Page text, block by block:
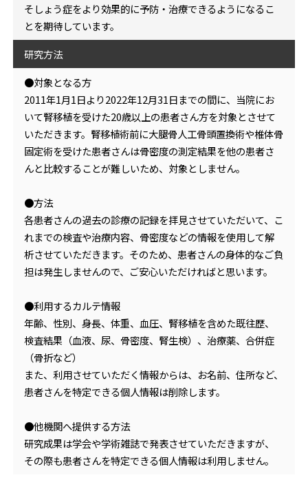
そしょう症をより効果的に予防・治療できるようになるこ
とを期待しています。
研究方法
●対象となる方
2011年1月1日より2022年12月31日までの間に、当院にお
いて腎移植を受けた20歳以上の患者さん方を対象とさせて
いただきます。腎移植術前に大腿骨人工骨頭置換術や椎体骨
固定術を受けた患者さんは骨密度の測定結果を他の患者さ
んと比較することが難しいため、対象としません。
●方法
各患者さんの過去の診療の記録を拝見させていただいて、こ
れまでの検査や治療内容、骨密度などの情報を使用して解
析させていただきます。そのため、患者さんの身体的なご負
担は発生しませんので、ご安心いただければと思います。
●利用するカルテ情報
年齢、性別、身長、体重、血圧、腎移植を含めた既往歴、
検査結果（血液、尿、骨密度、腎生検）、治療薬、合併症
（骨折など）
また、利用させていただく情報からは、お名前、住所など、
患者さんを特定できる個人情報は削除します。
●他機関へ提供する方法
研究成果は学会や学術雑誌で発表させていただきますが、
その際も患者さんを特定できる個人情報は利用しません。